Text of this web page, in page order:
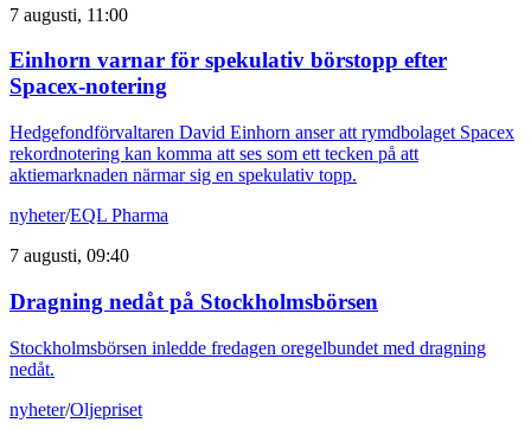
7 augusti, 11:00
Einhorn varnar för spekulativ börstopp efter
Spacex-notering
Hedgefondförvaltaren David Einhorn anser att rymdbolaget Spacex
rekordnotering kan komma att ses som ett tecken på att
aktiemarknaden närmar sig en spekulativ topp.
nyheter/EQL Pharma
7 augusti, 09:40
Dragning nedåt på Stockholmsbörsen
Stockholmsbörsen inledde fredagen oregelbundet med dragning
nedåt.
nyheter/Oljepriset